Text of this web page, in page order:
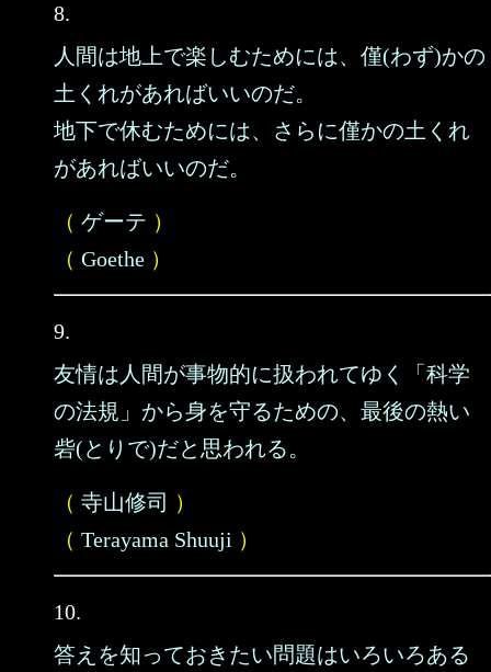
8.
人間は地上で楽しむためには、僅(わず)かの
土くれがあればいいのだ。
地下で休むためには、さらに僅かの土くれ
があればいいのだ。
（ ゲーテ ）
（ Goethe ）
9.
友情は人間が事物的に扱われてゆく「科学
の法規」から身を守るための、最後の熱い
砦(とりで)だと思われる。
（ 寺山修司 ）
（ Terayama Shuuji ）
10.
答えを知っておきたい問題はいろいろある